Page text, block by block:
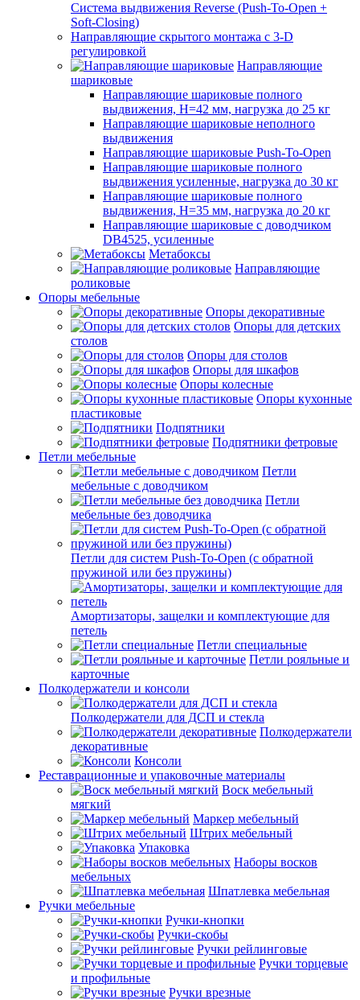
Система выдвижения Reverse (Push-To-Open +
Soft-Closing)
Направляющие скрытого монтажа с 3-D
регулировкой
Направляющие
шариковые
Направляющие шариковые полного
выдвижения, H=42 мм, нагрузка до 25 кг
Направляющие шариковые неполного
выдвижения
Направляющие шариковые Push-To-Open
Направляющие шариковые полного
выдвижения усиленные, нагрузка до 30 кг
Направляющие шариковые полного
выдвижения, H=35 мм, нагрузка до 20 кг
Направляющие шариковые с доводчиком
DB4525, усиленные
Метабоксы
Направляющие
роликовые
Опоры мебельные
Опоры декоративные
Опоры для детских
столов
Опоры для столов
Опоры для шкафов
Опоры колесные
Опоры кухонные
пластиковые
Подпятники
Подпятники фетровые
Петли мебельные
Петли
мебельные с доводчиком
Петли
мебельные без доводчика
Петли для систем Push-To-Open (с обратной
пружиной или без пружины)
Амортизаторы, защелки и комплектующие для
петель
Петли специальные
Петли рояльные и
карточные
Полкодержатели и консоли
Полкодержатели для ДСП и стекла
Полкодержатели
декоративные
Консоли
Реставрационные и упаковочные материалы
Воск мебельный
мягкий
Маркер мебельный
Штрих мебельный
Упаковка
Наборы восков
мебельных
Шпатлевка мебельная
Ручки мебельные
Ручки-кнопки
Ручки-скобы
Ручки рейлинговые
Ручки торцевые
и профильные
Ручки врезные